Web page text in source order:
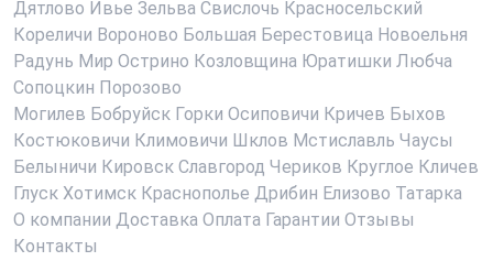
Дятлово Ивье Зельва Свислочь Красносельский
Кореличи Вороново Большая Берестовица Новоельня
Радунь Мир Острино Козловщина Юратишки Любча
Сопоцкин Порозово
Могилев Бобруйск Горки Осиповичи Кричев Быхов
Костюковичи Климовичи Шклов Мстиславль Чаусы
Белыничи Кировск Славгород Чериков Круглое Кличев
Глуск Хотимск Краснополье Дрибин Елизово Татарка
О компании Доставка Оплата Гарантии Отзывы
Контакты